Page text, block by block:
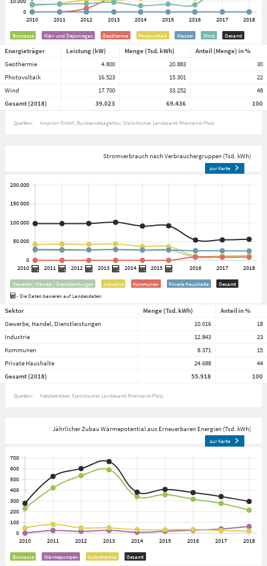
Biomasse Klär- und Deponiegas Geothermie Photovoltaik Wasser Wind Gesamt
Energieträger Leistung (kW) Menge (Tsd. kWh)
Anteil (Menge) in %
Geothermie
4.800 20.883
30
Photovoltaik
16.523 15.301
22
Wind
17.700 33.252
48
Gesamt (2018)
39.023 69.436 100
Quellen: Amprion GmbH Bundesnetzagentur Statistisches Landesamt Rheinland-Pfalz
Stromverbrauch nach Verbrauchergruppen (Tsd. kWh)
zur Karte
Gewerbe / Handel / Dienstleistungen Industrie Kommunen Private Haushalte
Gesamt
- Die Daten basieren auf Landesdaten.
Sektor Menge (Tsd. kWh)
Anteil in %
Gewerbe, Handel, Dienstleistungen
10.016
18
Industrie
12.843
23
Kommunen
8.371
15
Private Haushalte
24.688
44
Gesamt (2018)
55.918 100
Quellen: Netzbetreiber Statistisches Landesamt Rheinland-Pfalz
Jährlicher Zubau Wärmepotential aus Erneuerbaren Energien (Tsd. kWh)
zur Karte
Biomasse Wärmepumpen Solarthermie Gesamt